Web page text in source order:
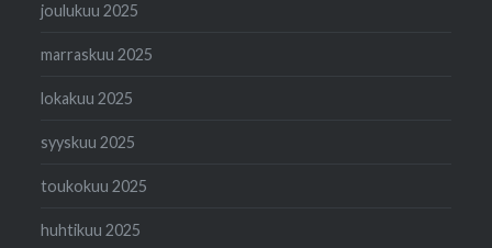
joulukuu 2025
marraskuu 2025
lokakuu 2025
syyskuu 2025
toukokuu 2025
huhtikuu 2025